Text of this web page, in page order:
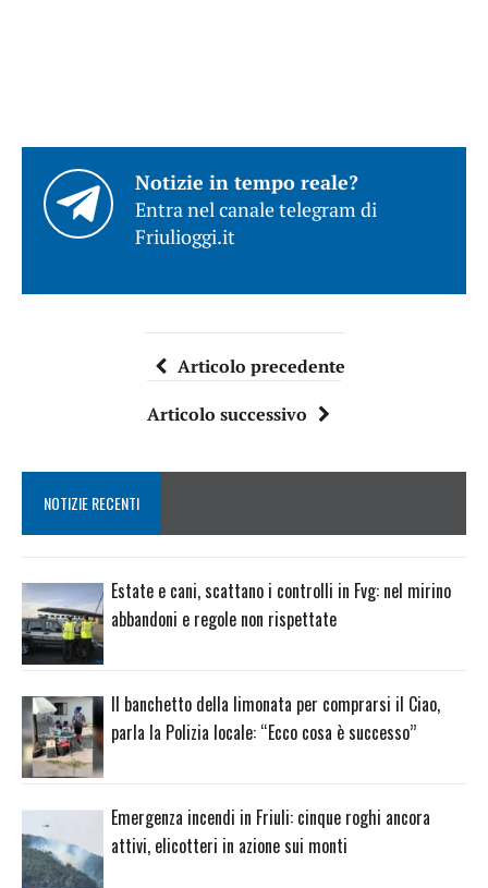
Notizie in tempo reale?
Entra nel canale telegram di
Friulioggi.it
Articolo precedente
Articolo successivo
NOTIZIE RECENTI
Estate e cani, scattano i controlli in Fvg: nel mirino
abbandoni e regole non rispettate
Il banchetto della limonata per comprarsi il Ciao,
parla la Polizia locale: “Ecco cosa è successo”
Emergenza incendi in Friuli: cinque roghi ancora
attivi, elicotteri in azione sui monti